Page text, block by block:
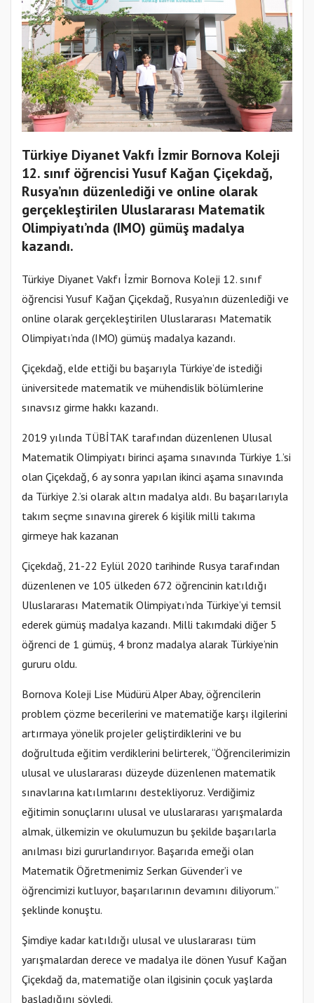
Türkiye Diyanet Vakfı İzmir Bornova Koleji
12. sınıf öğrencisi Yusuf Kağan Çiçekdağ,
Rusya’nın düzenlediği ve online olarak
gerçekleştirilen Uluslararası Matematik
Olimpiyatı’nda (IMO) gümüş madalya
kazandı.
Türkiye Diyanet Vakfı İzmir Bornova Koleji 12. sınıf
öğrencisi Yusuf Kağan Çiçekdağ, Rusya’nın düzenlediği ve
online olarak gerçekleştirilen Uluslararası Matematik
Olimpiyatı’nda (IMO) gümüş madalya kazandı.
Çiçekdağ, elde ettiği bu başarıyla Türkiye’de istediği
üniversitede matematik ve mühendislik bölümlerine
sınavsız girme hakkı kazandı.
2019 yılında TÜBİTAK tarafından düzenlenen Ulusal
Matematik Olimpiyatı birinci aşama sınavında Türkiye 1.’si
olan Çiçekdağ, 6 ay sonra yapılan ikinci aşama sınavında
da Türkiye 2.’si olarak altın madalya aldı. Bu başarılarıyla
takım seçme sınavına girerek 6 kişilik milli takıma
girmeye hak kazanan
Çiçekdağ, 21-22 Eylül 2020 tarihinde Rusya tarafından
düzenlenen ve 105 ülkeden 672 öğrencinin katıldığı
Uluslararası Matematik Olimpiyatı’nda Türkiye’yi temsil
ederek gümüş madalya kazandı. Milli takımdaki diğer 5
öğrenci de 1 gümüş, 4 bronz madalya alarak Türkiye’nin
gururu oldu.
Bornova Koleji Lise Müdürü Alper Abay, öğrencilerin
problem çözme becerilerini ve matematiğe karşı ilgilerini
artırmaya yönelik projeler geliştirdiklerini ve bu
doğrultuda eğitim verdiklerini belirterek, “Öğrencilerimizin
ulusal ve uluslararası düzeyde düzenlenen matematik
sınavlarına katılımlarını destekliyoruz. Verdiğimiz
eğitimin sonuçlarını ulusal ve uluslararası yarışmalarda
almak, ülkemizin ve okulumuzun bu şekilde başarılarla
anılması bizi gururlandırıyor. Başarıda emeği olan
Matematik Öğretmenimiz Serkan Güvender’i ve
öğrencimizi kutluyor, başarılarının devamını diliyorum.”
şeklinde konuştu.
Şimdiye kadar katıldığı ulusal ve uluslararası tüm
yarışmalardan derece ve madalya ile dönen Yusuf Kağan
Çiçekdağ da, matematiğe olan ilgisinin çocuk yaşlarda
başladığını söyledi.